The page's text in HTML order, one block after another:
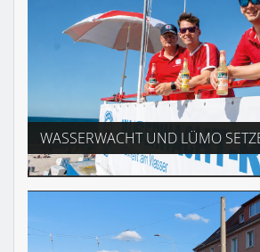
WASSERWACHT UND LÜMO